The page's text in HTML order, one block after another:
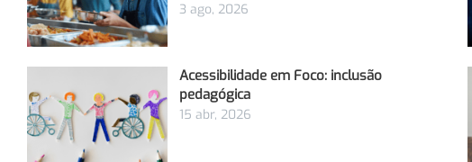
3 ago, 2026
Acessibilidade em Foco: inclusão
pedagógica
15 abr, 2026